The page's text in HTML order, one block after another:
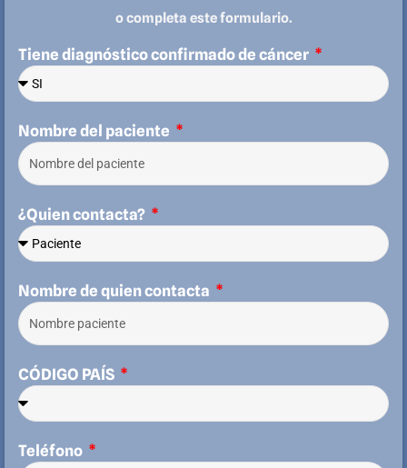
o completa este formulario.
Tiene diagnóstico confirmado de cáncer
Nombre del paciente
¿Quien contacta?
Nombre de quien contacta
CÓDIGO PAÍS
Teléfono